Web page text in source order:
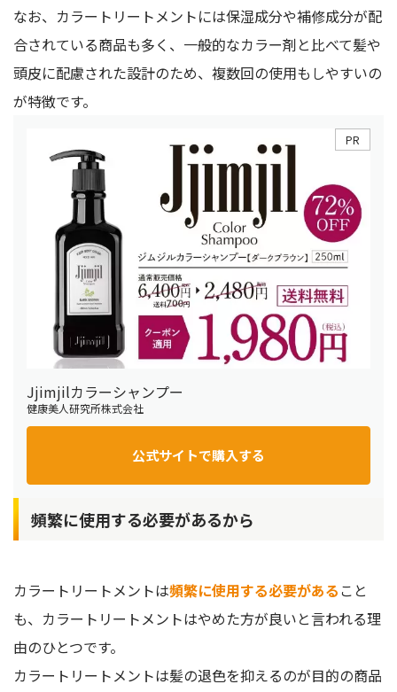
なお、カラートリートメントには保湿成分や補修成分が配
合されている商品も多く、一般的なカラー剤と比べて髪や
頭皮に配慮された設計のため、複数回の使用もしやすいの
が特徴です。
Jjimjilカラーシャンプー
健康美人研究所株式会社
公式サイトで購入する
PR
頻繁に使用する必要があるから
カラートリートメントは頻繁に使用する必要がある こと
も、カラートリートメントはやめた方が良いと言われる理
由のひとつです。
カラートリートメントは髪の退色を抑えるのが目的の商品